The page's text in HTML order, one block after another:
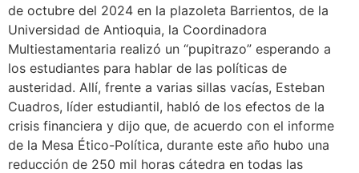
de octubre del 2024 en la plazoleta Barrientos, de la
Universidad de Antioquia, la Coordinadora
Multiestamentaria realizó un “pupitrazo” esperando a
los estudiantes para hablar de las políticas de
austeridad. Allí, frente a varias sillas vacías, Esteban
Cuadros, líder estudiantil, habló de los efectos de la
crisis financiera y dijo que, de acuerdo con el informe
de la Mesa Ético-Política, durante este año hubo una
reducción de 250 mil horas cátedra en todas las